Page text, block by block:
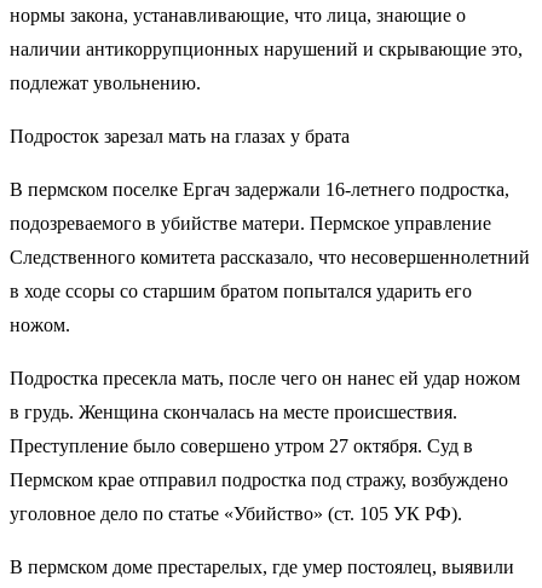
нормы закона, устанавливающие, что лица, знающие о
наличии антикоррупционных нарушений и скрывающие это,
подлежат увольнению.
Подросток зарезал мать на глазах у брата
В пермском поселке Ергач задержали 16-летнего подростка,
подозреваемого в убийстве матери. Пермское управление
Следственного комитета рассказало, что несовершеннолетний
в ходе ссоры со старшим братом попытался ударить его
ножом.
Подростка пресекла мать, после чего он нанес ей удар ножом
в грудь. Женщина скончалась на месте происшествия.
Преступление было совершено утром 27 октября. Суд в
Пермском крае отправил подростка под стражу, возбуждено
уголовное дело по статье «Убийство» (ст. 105 УК РФ).
В пермском доме престарелых, где умер постоялец, выявили